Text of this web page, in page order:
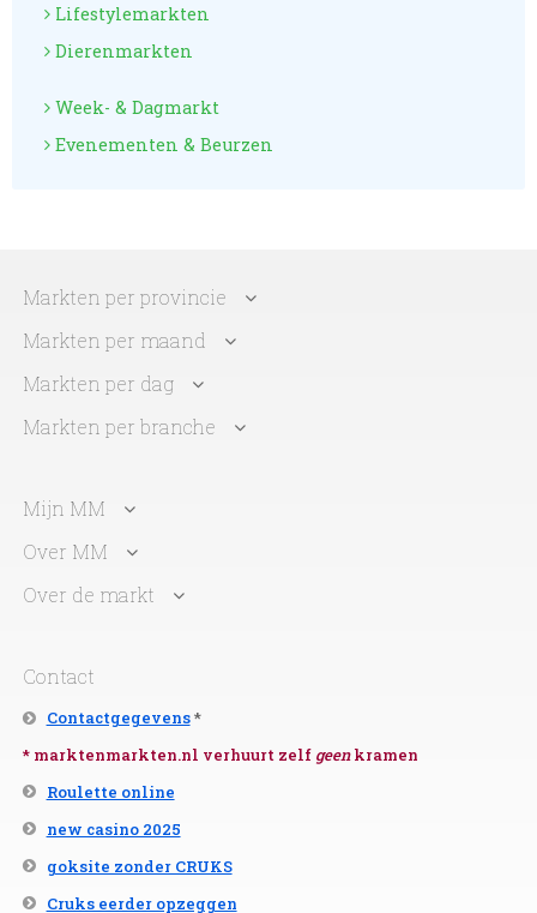
Lifestylemarkten
Dierenmarkten
Week- & Dagmarkt
Evenementen & Beurzen
Markten per provincie
Markten per maand
Markten per dag
Markten per branche
Mijn MM
Over MM
Over de markt
Contact
Contactgegevens*
* marktenmarkten.nl verhuurt zelf geenkramen
Roulette online
new casino 2025
goksite zonder CRUKS
Cruks eerder opzeggen